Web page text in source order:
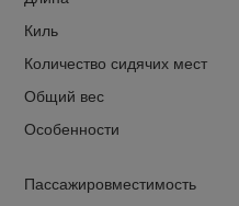
Киль
Количество сидячих мест
Общий вес
Особенности
Пассажировместимость